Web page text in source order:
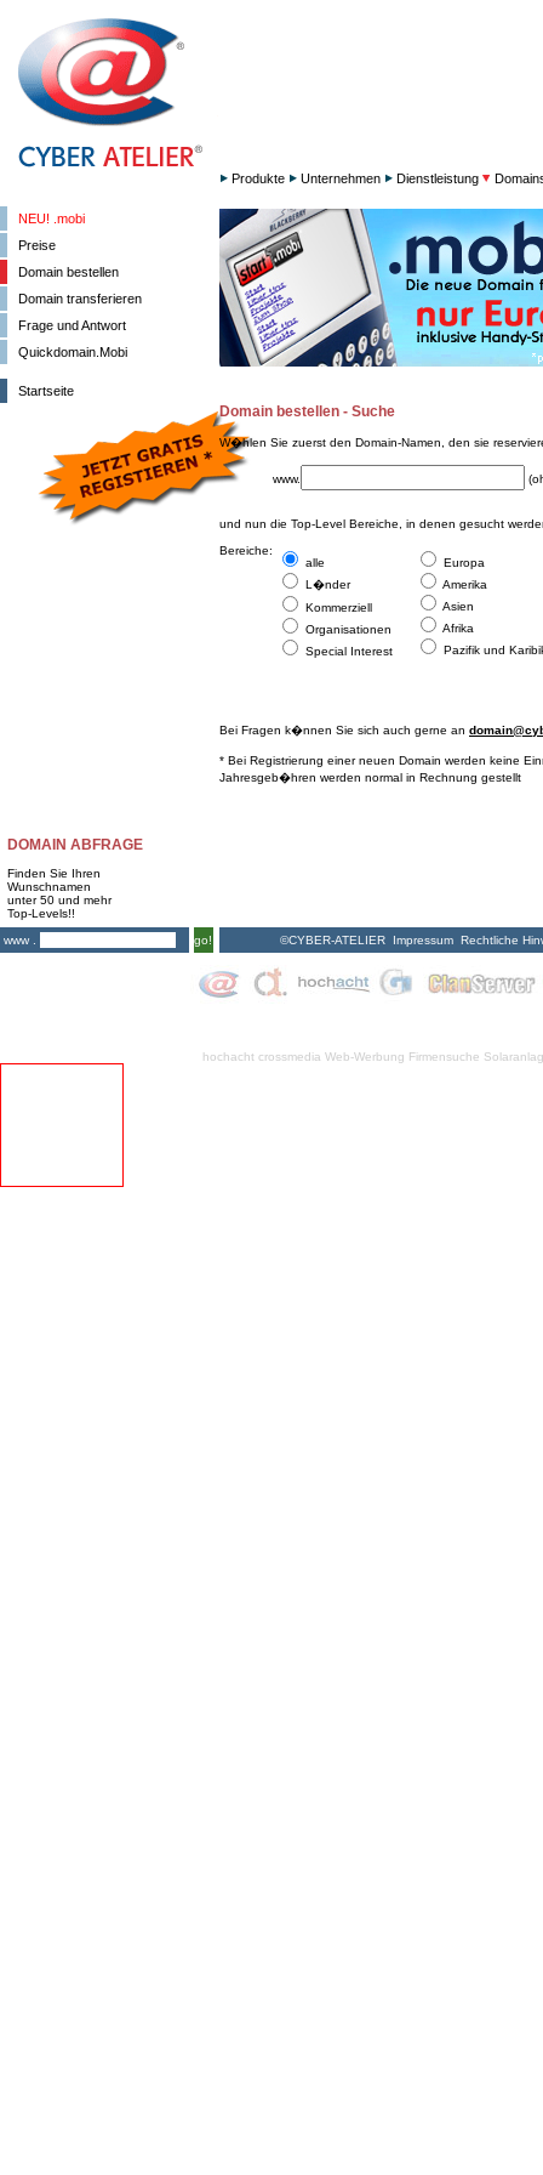
NEU! .mobi
Preise
Domain bestellen
Domain transferieren
Frage und Antwort
Quickdomain.Mobi
Startseite
DOMAIN ABFRAGE
Finden Sie Ihren
Wunschnamen
unter 50 und mehr
Top-Levels!!
www .
go!
Produkte Unternehmen Dienstleistung
Domain bestellen - Suche
W�hlen Sie zuerst den Domain-Namen, den sie
www.
und nun die Top-Level Bereiche, in denen gesucht
Bereiche:
alle
L�nder
Kommerziell
Organisationen
Special Interest
Europa
Amerika
Asien
Afrika
Pazifik und
Bei Fragen k�nnen Sie sich auch gerne an
* Bei Registrierung einer neuen Domain werden keine
Jahresgeb�hren werden normal in Rechnung gestellt
©CYBER-ATELIER Impressum Rechtliche
hochacht crossmedia Web-Werbung Firmensuche